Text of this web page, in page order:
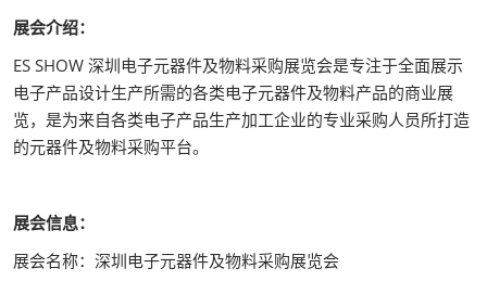
展会介绍：
ES SHOW 深圳电子元器件及物料采购展览会是专注于全面展示
电子产品设计生产所需的各类电子元器件及物料产品的商业展
览，是为来自各类电子产品生产加工企业的专业采购人员所打造
的元器件及物料采购平台。
展会信息：
展会名称：深圳电子元器件及物料采购展览会